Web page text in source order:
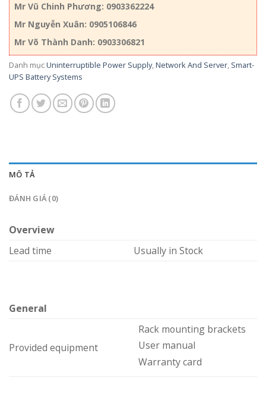
Mr Vũ Chinh Phương: 0903362224
Mr Nguyễn Xuân: 0905106846
Mr Võ Thành Danh: 0903306821
Danh mụcUninterruptible Power Supply,Network And Server, Smart-
UPS Battery Systems
MÔ TẢ
ĐÁNH GIÁ (0)
Overview
Lead time
Usually in Stock
General
Provided equipment
Rack mounting brackets
User manual
Warranty card